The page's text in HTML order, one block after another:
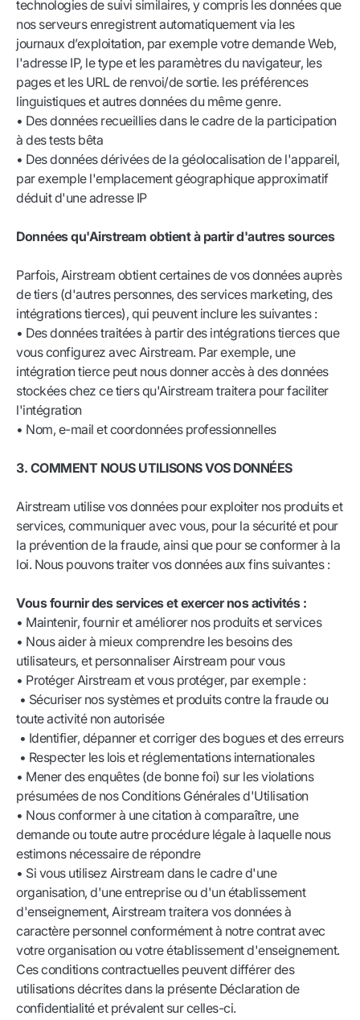
technologies de suivi similaires, y compris les données que
nos serveurs enregistrent automatiquement via les
journaux d’exploitation, par exemple votre demande Web,
l'adresse IP, le type et les paramètres du navigateur, les
pages et les URL de renvoi/de sortie. les préférences
linguistiques et autres données du même genre.
• Des données recueillies dans le cadre de la participation
à des tests bêta
• Des données dérivées de la géolocalisation de l'appareil,
par exemple l'emplacement géographique approximatif
déduit d'une adresse IP
Données qu'Airstream obtient à partir d'autres sources
Parfois, Airstream obtient certaines de vos données auprès
de tiers (d'autres personnes, des services marketing, des
intégrations tierces), qui peuvent inclure les suivantes :
• Des données traitées à partir des intégrations tierces que
vous configurez avec Airstream. Par exemple, une
intégration tierce peut nous donner accès à des données
stockées chez ce tiers qu'Airstream traitera pour faciliter
l'intégration
• Nom, e-mail et coordonnées professionnelles
3. COMMENT NOUS UTILISONS VOS DONNÉES
Airstream utilise vos données pour exploiter nos produits et
services, communiquer avec vous, pour la sécurité et pour
la prévention de la fraude, ainsi que pour se conformer à la
loi. Nous pouvons traiter vos données aux fins suivantes :
Vous fournir des services et exercer nos activités :
• Maintenir, fournir et améliorer nos produits et services
• Nous aider à mieux comprendre les besoins des
utilisateurs, et personnaliser Airstream pour vous
• Protéger Airstream et vous protéger, par exemple :
• Sécuriser nos systèmes et produits contre la fraude ou
toute activité non autorisée
• Identifier, dépanner et corriger des bogues et des erreurs
• Respecter les lois et réglementations internationales
• Mener des enquêtes (de bonne foi) sur les violations
présumées de nos Conditions Générales d'Utilisation
• Nous conformer à une citation à comparaître, une
demande ou toute autre procédure légale à laquelle nous
estimons nécessaire de répondre
• Si vous utilisez Airstream dans le cadre d'une
organisation, d'une entreprise ou d'un établissement
d'enseignement, Airstream traitera vos données à
caractère personnel conformément à notre contrat avec
votre organisation ou votre établissement d'enseignement.
Ces conditions contractuelles peuvent différer des
utilisations décrites dans la présente Déclaration de
confidentialité et prévalent sur celles-ci.